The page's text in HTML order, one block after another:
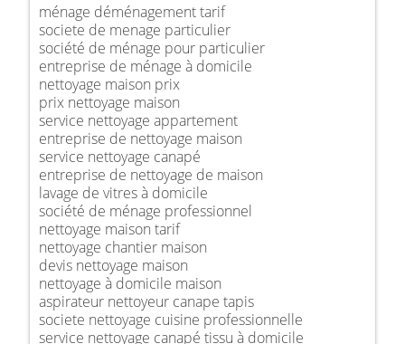
ménage déménagement tarif
societe de menage particulier
société de ménage pour particulier
entreprise de ménage à domicile
nettoyage maison prix
prix nettoyage maison
service nettoyage appartement
entreprise de nettoyage maison
service nettoyage canapé
entreprise de nettoyage de maison
lavage de vitres à domicile
société de ménage professionnel
nettoyage maison tarif
nettoyage chantier maison
devis nettoyage maison
nettoyage à domicile maison
aspirateur nettoyeur canape tapis
societe nettoyage cuisine professionnelle
service nettoyage canapé tissu à domicile